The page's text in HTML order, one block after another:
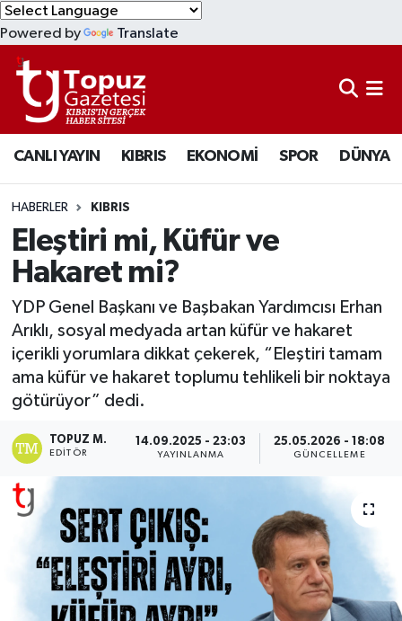
Powered by Translate
CANLI YAYIN KIBRIS EKONOMİ SPOR DÜNYA
HABERLER KIBRIS
Eleştiri mi, Küfür ve
Hakaret mi?
YDP Genel Başkanı ve Başbakan Yardımcısı Erhan
Arıklı, sosyal medyada artan küfür ve hakaret
içerikli yorumlara dikkat çekerek, “Eleştiri tamam
ama küfür ve hakaret toplumu tehlikeli bir noktaya
götürüyor” dedi.
TOPUZ M.
EDITÖR
14.09.2025 - 23:03
YAYINLANMA
25.05.2026 - 18:08
GÜNCELLEME
KIBRIS
DÜNYA
EKONOMİ
MAGAZİN
SAĞLIK
SPOR
TEKNOLOJİ
Lefkoşa Nöbetçi Eczaneler
Lefkoşa Hava Durumu
Lefkoşa Trafik Yoğunluk Haritası
Süper Lig Puan Durumu ve Fikstür
Tüm Manşetler
Son Dakika Haberleri
Haber Arşivi